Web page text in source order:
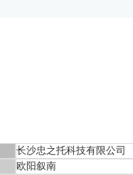
长沙忠之托科技有限公司
欧阳叙南